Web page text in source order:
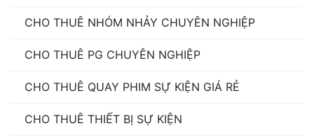
CHO THUÊ NHÓM NHẢY CHUYÊN NGHIỆP
CHO THUÊ PG CHUYÊN NGHIỆP
CHO THUÊ QUAY PHIM SỰ KIỆN GIÁ RẺ
CHO THUÊ THIẾT BỊ SỰ KIỆN